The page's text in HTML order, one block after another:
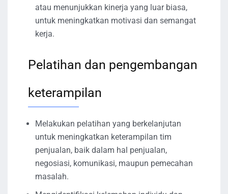
atau menunjukkan kinerja yang luar biasa,
untuk meningkatkan motivasi dan semangat
kerja.
Pelatihan dan pengembangan
keterampilan
Melakukan pelatihan yang berkelanjutan
untuk meningkatkan keterampilan tim
penjualan, baik dalam hal penjualan,
negosiasi, komunikasi, maupun pemecahan
masalah.